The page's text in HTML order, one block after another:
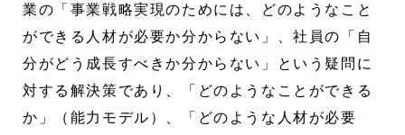
業の「事業戦略実現のためには、どのようなこと
ができる人材が必要か分からない」、社員の「自
分がどう成長すべきか分からない」という疑問に
対する解決策であり、「どのようなことができる
か」（能力モデル）、「どのような人材が必要